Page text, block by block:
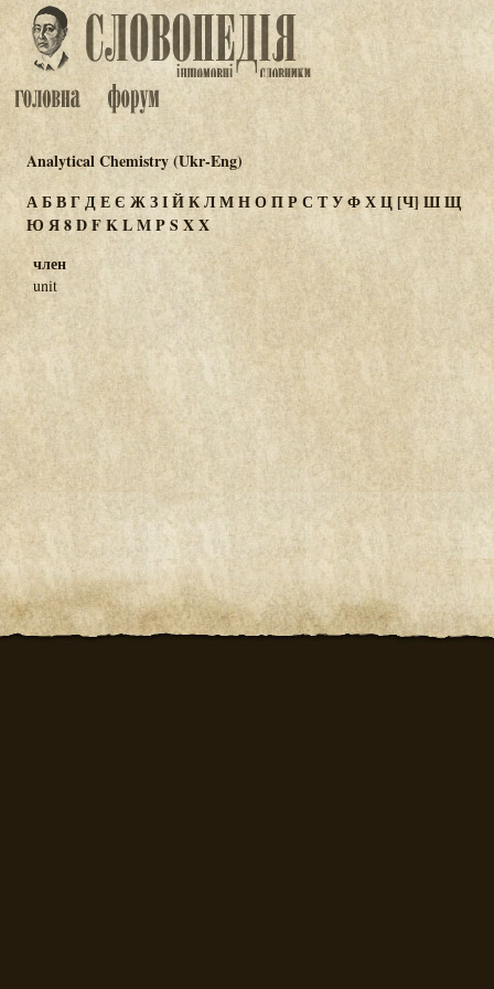
Analytical Chemistry (Ukr-Eng)
АБВГДЕЄ ЖЗІЙКЛМНОПР СТУФХЦ [Ч]ШЩ
Ю Я8DFKLMPS XΧ
член
unit